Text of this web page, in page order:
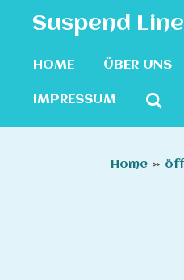
springen
Suspend
HOME ÜBER UNS
IMPRESSUM
Home »